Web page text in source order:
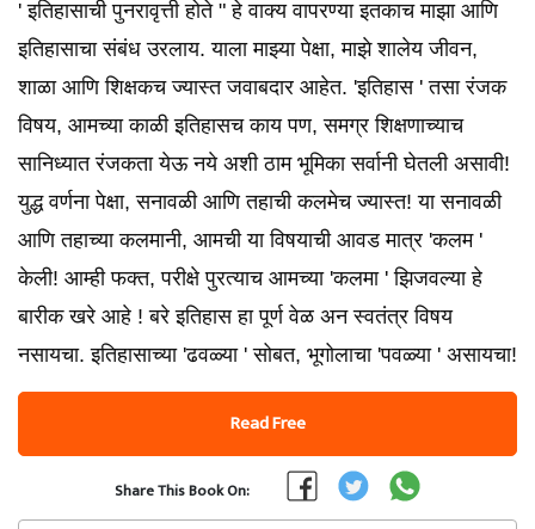
' इतिहासाची पुनरावृत्ती होते " हे वाक्य वापरण्या इतकाच माझा आणि
इतिहासाचा संबंध उरलाय. याला माझ्या पेक्षा, माझे शालेय जीवन,
शाळा आणि शिक्षकच ज्यास्त जवाबदार आहेत. 'इतिहास ' तसा रंजक
विषय, आमच्या काळी इतिहासच काय पण, समग्र शिक्षणाच्याच
सानिध्यात रंजकता येऊ नये अशी ठाम भूमिका सर्वानी घेतली असावी!
युद्ध वर्णना पेक्षा, सनावळी आणि तहाची कलमेच ज्यास्त! या सनावळी
आणि तहाच्या कलमानी, आमची या विषयाची आवड मात्र 'कलम '
केली! आम्ही फक्त, परीक्षे पुरत्याच आमच्या 'कलमा ' झिजवल्या हे
बारीक खरे आहे ! बरे इतिहास हा पूर्ण वेळ अन स्वतंत्र विषय
नसायचा. इतिहासाच्या 'ढवळ्या ' सोबत, भूगोलाचा 'पवळ्या ' असायचा!
Read Free
Share This Book On: